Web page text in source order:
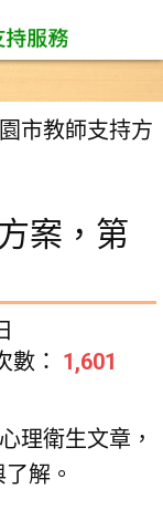
市教師支持方
案，第
數： 1,601
理衛生文章，
解。